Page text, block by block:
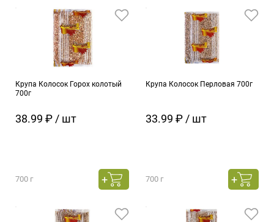
Крупа Колосок Горох колотый
700г
38.99 ₽ / шт
700 г
Крупа Колосок Перловая 700г
33.99 ₽ / шт
700 г